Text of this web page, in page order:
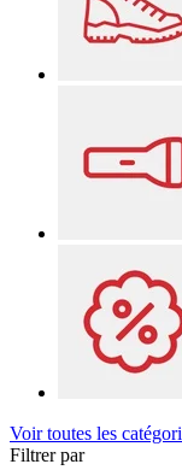
Voir toutes les
Filtrer par